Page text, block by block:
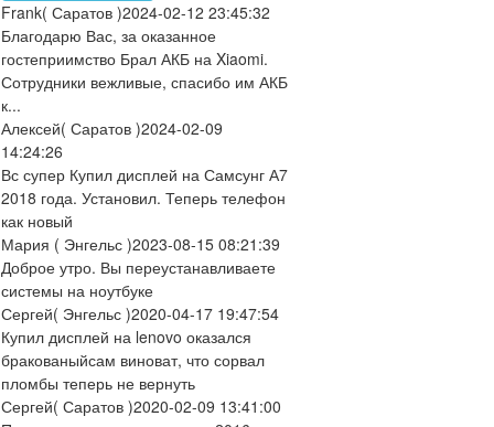
Frank( Саратов )2024-02-12 23:45:32
Благодарю Вас, за оказанное
гостеприимство Брал АКБ на Xiaomi.
Сотрудники вежливые, спасибо им АКБ
к...
Алексей( Саратов )2024-02-09
14:24:26
Вс супер Купил дисплей на Самсунг А7
2018 года. Установил. Теперь телефон
как новый
Мария ( Энгельс )2023-08-15 08:21:39
Доброе утро. Вы переустанавливаете
системы на ноутбуке
Сергей( Энгельс )2020-04-17 19:47:54
Купил дисплей на lenovo оказался
бракованыйсам виноват, что сорвал
пломбы теперь не вернуть
Сергей( Саратов )2020-02-09 13:41:00